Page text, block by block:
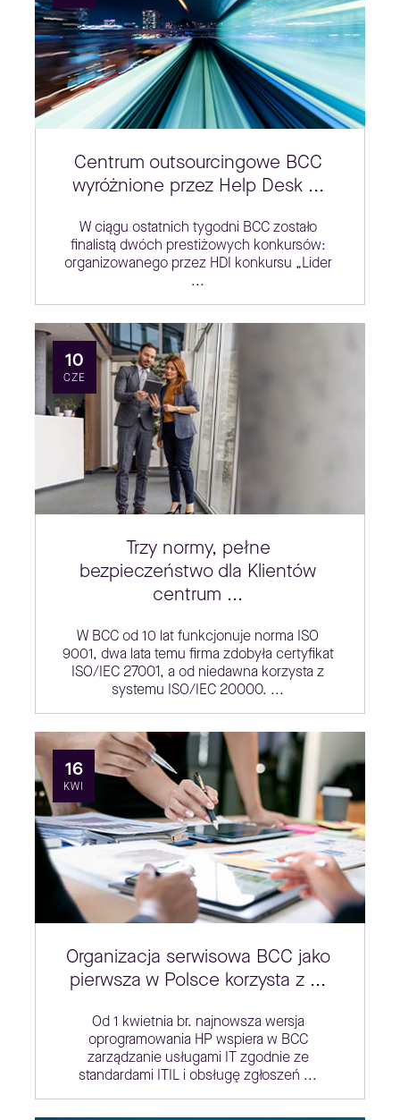
Centrum outsourcingowe BCC
wyróżnione przez Help Desk ...
W ciągu ostatnich tygodni BCC zostało
finalistą dwóch prestiżowych konkursów:
organizowanego przez HDI konkursu „Lider
...
10
CZE
Trzy normy, pełne
bezpieczeństwo dla Klientów
centrum ...
W BCC od 10 lat funkcjonuje norma ISO
9001, dwa lata temu firma zdobyła certyfikat
ISO/IEC 27001, a od niedawna korzysta z
systemu ISO/IEC 20000. ...
16
KWI
Organizacja serwisowa BCC jako
pierwsza w Polsce korzysta z ...
Od 1 kwietnia br. najnowsza wersja
oprogramowania HP wspiera w BCC
zarządzanie usługami IT zgodnie ze
standardami ITIL i obsługę zgłoszeń ...